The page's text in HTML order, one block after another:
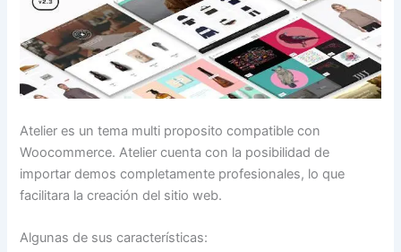
Atelier es un tema multi proposito compatible con
Woocommerce. Atelier cuenta con la posibilidad de
importar demos completamente profesionales, lo que
facilitara la creación del sitio web.
Algunas de sus características: